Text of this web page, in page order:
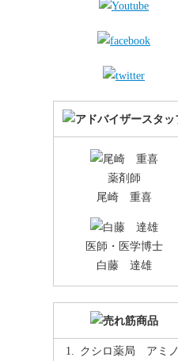
薬剤師
尾崎 重喜
医師・医学博士
白藤 達雄
クシロ薬局 アミノ